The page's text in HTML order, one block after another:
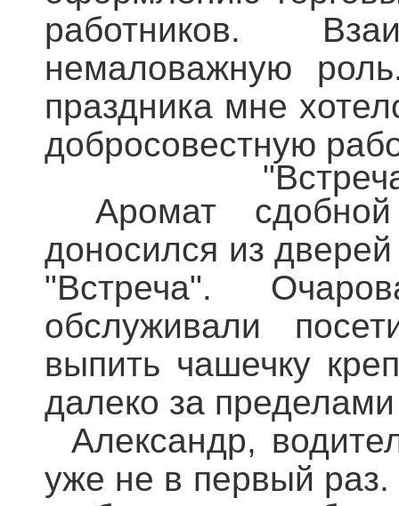
работников.
немаловажную
праздника мне
добросовестную
Аромат
доносился из
"Встреча".
обслуживали
выпить чашечку
далеко за
Александр,
уже не в первый раз.